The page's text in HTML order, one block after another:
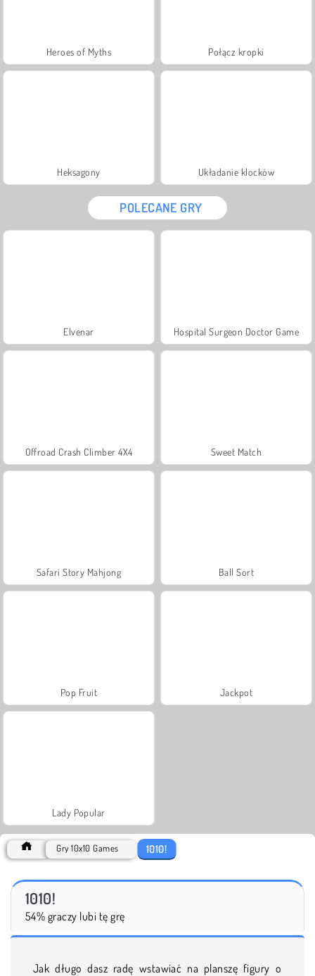
Heroes of Myths Połącz kropki
Heksagony Układanie klocków
POLECANE GRY
Elvenar Hospital Surgeon Doctor Game
Offroad Crash Climber 4X4 Sweet Match
Safari Story Mahjong Ball Sort
Pop Fruit Jackpot
Lady Popular
Gry 10x10 Games 1010!
1010!
54% graczy lubi tę grę
Jak długo dasz radę wstawiać na planszę figury o